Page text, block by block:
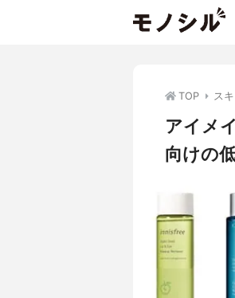
TOP ス
アイメ
向けの